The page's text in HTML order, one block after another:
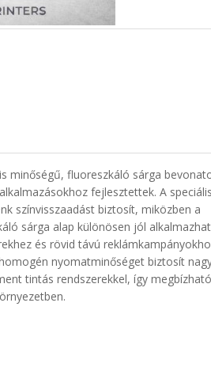
minőségű, fluoreszkáló sárga
fejlesztettek. A
színvisszaadást biztosít, miközben a
sárga alap különösen jól
és rövid távú
nyomatminőséget biztosít
tintás rendszerekkel, így megbízható